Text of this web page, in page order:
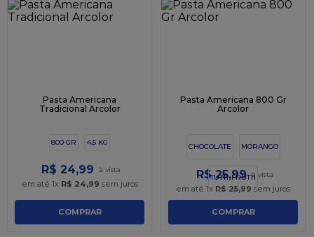
Pasta Americana
Tradicional Arcolor
800 GR 4,5 KG
R$ 24,99
em até 1x R$ 24,99 sem juros
COMPRAR
Pasta Americana 800 Gr
Arcolor
CHOCOLATE MORANGO
TUTTI-FRUTTI
R$ 25,99
em até 1x R$ 25,99 sem juros
COMPRAR
9º
caixa kraft